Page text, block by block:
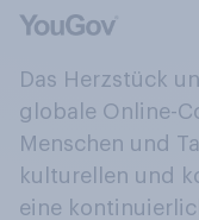
Das Herzstück
globale Online-
Menschen und
kulturellen und
eine